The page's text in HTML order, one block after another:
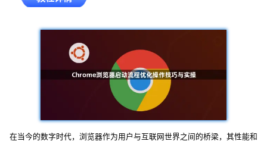
在当今的数字时代，浏览器作为用户与互联网世界之间的桥梁，其性能和